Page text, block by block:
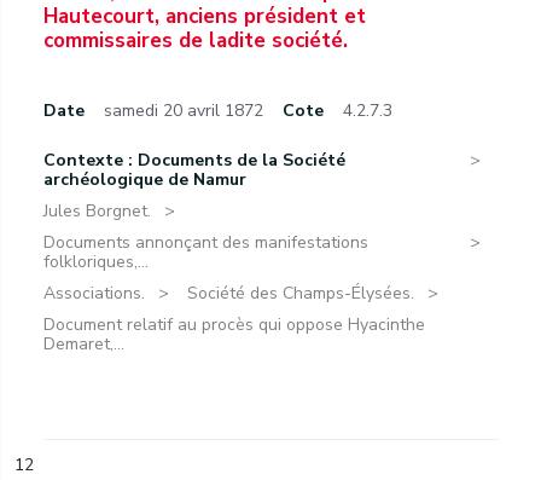
Hautecourt, anciens président et
commissaires de ladite société.
Date samedi 20 avril 1872 Cote 4.2.7.3
Contexte : Documents de la Société
archéologique de Namur
Jules Borgnet.
Documents annonçant des manifestations
folkloriques,...
Associations.
Société des Champs-Élysées.
Document relatif au procès qui oppose Hyacinthe
Demaret,...
12